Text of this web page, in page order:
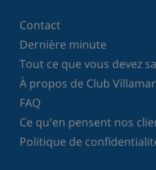
Contact
Dernière minute
Tout ce que vous devez
À propos de Club Villamar
FAQ
Ce qu'en pensent nos
Politique de